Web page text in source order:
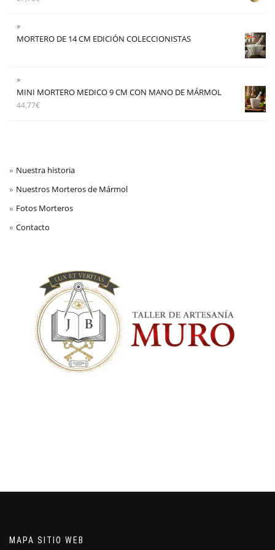
MORTERO DE 14 CM EDICIÓN COLECCIONISTAS
MINI MORTERO MEDICO 9 CM CON MANO DE MÁRMOL
44,77€
Nuestra historia
Nuestros Morteros de Mármol
Fotos Morteros
Contacto
MAPA SITIO WEB